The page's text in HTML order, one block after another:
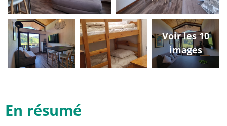
Voir les 10
images
En résumé